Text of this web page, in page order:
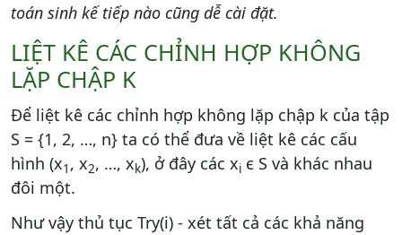
toán sinh kế tiếp nào cũng dễ cài đặt.
LIỆT KÊ CÁC CHỈNH HỢP KHÔNG
LẶP CHẬP K
Để liệt kê các chỉnh hợp không lặp chập k của tập
S = {1, 2, …, n} ta có thể đưa về liệt kê các cấu
hình (x1 , x2, …, xk), ở đây các xi ϵ S và khác nhau
đôi một.
Như vậy thủ tục Try(i) - xét tất cả các khả năng